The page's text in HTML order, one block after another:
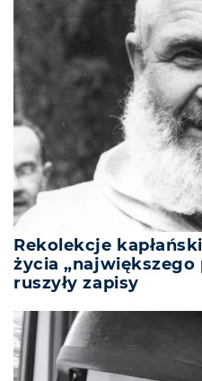
Rekolekcje
życia
ruszyły zapisy